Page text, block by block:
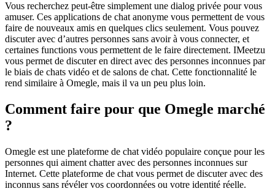
Vous recherchez peut-être simplement une dialog privée pour vous
amuser. Ces applications de chat anonyme vous permettent de vous
faire de nouveaux amis en quelques clics seulement. Vous pouvez
discuter avec d’autres personnes sans avoir à vous connecter, et
certaines functions vous permettent de le faire directement. IMeetzu
vous permet de discuter en direct avec des personnes inconnues par
le biais de chats vidéo et de salons de chat. Cette fonctionnalité le
rend similaire à Omegle, mais il va un peu plus loin.
Comment faire pour que Omegle marché
?
Omegle est une plateforme de chat vidéo populaire conçue pour les
personnes qui aiment chatter avec des personnes inconnues sur
Internet. Cette plateforme de chat vous permet de discuter avec des
inconnus sans révéler vos coordonnées ou votre identité réelle.